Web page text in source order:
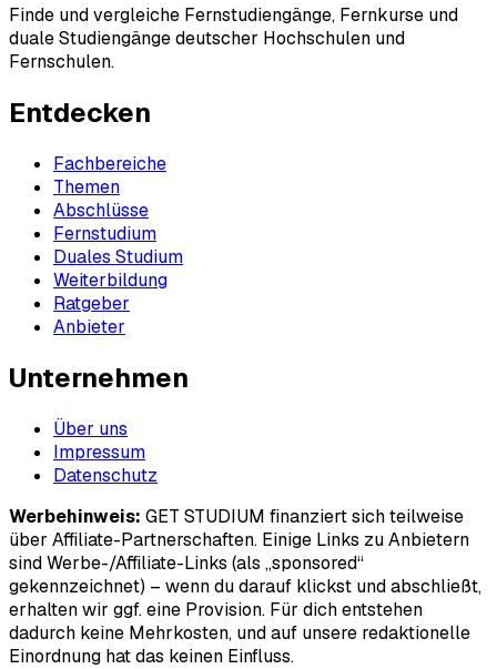
Finde und vergleiche Fernstudiengänge, Fernkurse und
duale Studiengänge deutscher Hochschulen und
Fernschulen.
Entdecken
Fachbereiche
Themen
Abschlüsse
Fernstudium
Duales Studium
Weiterbildung
Ratgeber
Anbieter
Unternehmen
Über uns
Impressum
Datenschutz
Werbehinweis: GET STUDIUM finanziert sich teilweise
über Affiliate-Partnerschaften. Einige Links zu Anbietern
sind Werbe-/Affiliate-Links (als „sponsored“
gekennzeichnet) – wenn du darauf klickst und abschließt,
erhalten wir ggf. eine Provision. Für dich entstehen
dadurch keine Mehrkosten, und auf unsere redaktionelle
Einordnung hat das keinen Einfluss.